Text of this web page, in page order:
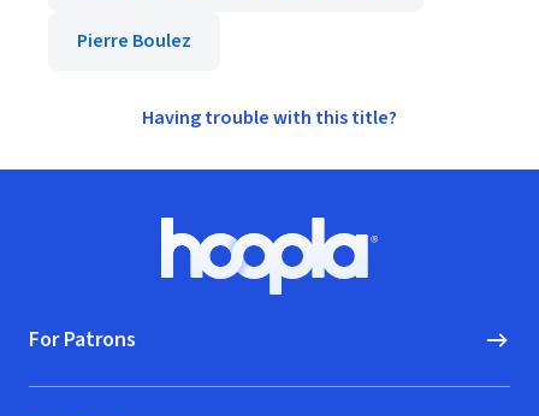
Pierre Boulez
Having trouble with this title?
Hoopla logo, Go to homepage
For Patrons